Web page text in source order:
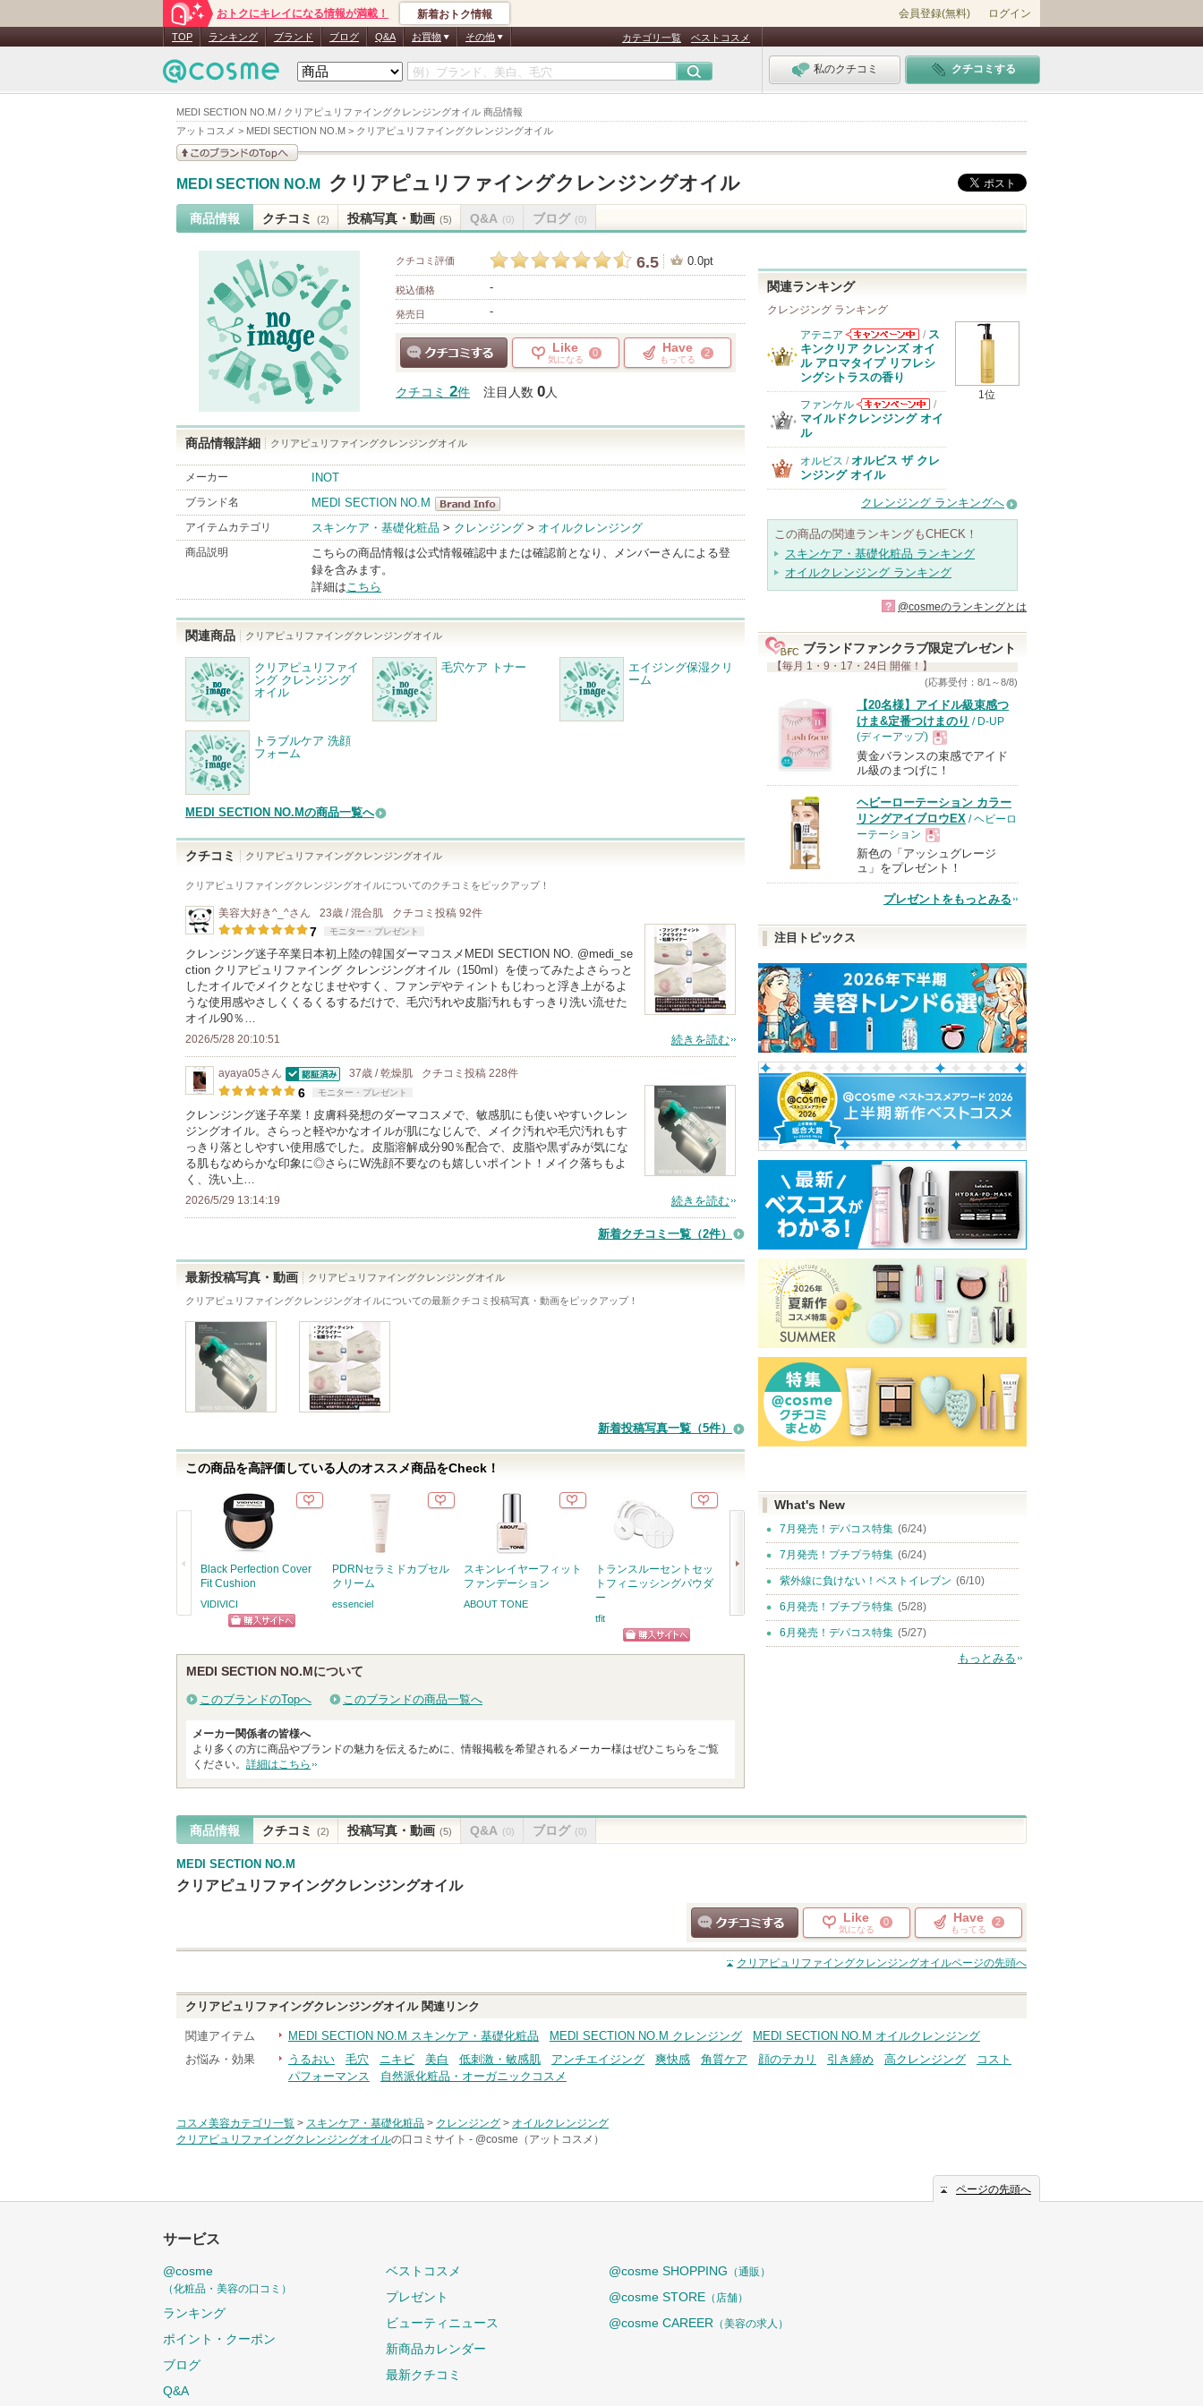
MEDI SECTION NO.M / クリアピュリファイングクレンジングオイル 商品情報
アットコスメ > MEDI SECTION NO.M > クリアピュリファイングクレンジングオイル
おトクにキレイになる情報が満載！ 新着おトク情報 会員登録(無料) ログイン
TOP ランキング ブランド ブログ Q&A お買物 その他 カテゴリ一覧 ベストコスメ
私のクチコミ クチコミする
MEDI SECTION NO.M クリアピュリファイングクレンジングオイル
商品情報 クチコミ (2) 投稿写真・動画 (5) Q&A (0) ブログ (0)
クチコミ評価 6.5 0.0pt
税込価格 -
発売日 -
Like
気になる
0 Have
もってる
2
クチコミ 2件 注目人数 0人
商品情報詳細 クリアピュリファイングクレンジングオイル
メーカー INOT
ブランド名
MEDI SECTION NO.M
MEDI
SECTION
アイテムカテゴリ スキンケア・基礎化粧品 > クレンジング > オイルクレンジング
商品説明
こちらの商品情報は公式情報確認中または確認前となり、メンバーさんによる登
録を含みます。
詳細はこちら
関連商品 クリアピュリファイングクレンジングオイル
クリアピュリファイ
ング クレンジング
オイル
毛穴ケア トナー
エイジング保湿クリ
ーム
トラブルケア 洗顔
フォーム
MEDI SECTION NO.Mの商品一覧へ
クチコミ クリアピュリファイングクレンジングオイル
クリアピュリファイングクレンジングオイルについてのクチコミをピックアップ！
美容大好き^_^さん 23歳 / 混合肌 クチコミ投稿 92件
7 モニター・プレゼント
クレンジング迷子卒業日本初上陸の韓国ダーマコスメMEDI SECTION NO. @medi_se
ction クリアピュリファイング クレンジングオイル（150ml）を使ってみたよさらっと
したオイルでメイクとなじませやすく、ファンデやティントもじわっと浮き上がるよ
うな使用感やさしくくるくるするだけで、毛穴汚れや皮脂汚れもすっきり洗い流せた
オイル90％…
2026/5/28 20:10:51 続きを読む
ayaya05さん
認証済
37歳 / 乾燥肌 クチコミ投稿 228件
6 モニター・プレゼント
クレンジング迷子卒業！皮膚科発想のダーマコスメで、敏感肌にも使いやすいクレン
ジングオイル。さらっと軽やかなオイルが肌になじんで、メイク汚れや毛穴汚れもす
っきり落としやすい使用感でした。皮脂溶解成分90％配合で、皮脂や黒ずみが気にな
る肌もなめらかな印象に◎さらにW洗顔不要なのも嬉しいポイント！メイク落ちもよ
く、洗い上…
2026/5/29 13:14:19 続きを読む
新着クチコミ一覧 （2件）
最新投稿写真・動画 クリアピュリファイングクレンジングオイル
クリアピュリファイングクレンジングオイルについての最新クチコミ投稿写真・動画をピックアップ！
新着投稿写真一覧（5件）
この商品を高評価している人のオススメ商品をCheck！
Black Perfection Cover
Fit Cushion
VIDIVICI
PDRNセラミドカプセル
クリーム
essenciel
スキンレイヤーフィット
ファンデーション
ABOUT TONE
トランスルーセントセッ
トフィニッシングパウダ
ー
tfit
ショッピン
レッドブレミッシュクリ
アスージングクリーム
Dr.G(ドクタージー)
ショッピン
デリケートシルクヴェー
ルアートプライマー
tfit
ショッピン
ダーマアンサーブライト
PDRNアンプル
CNP Laboratory(シーエヌ
MEDI SECTION NO.Mについて
このブランドのTopへ このブランドの商品一覧へ
メーカー関係者の皆様へ
より多くの方に商品やブランドの魅力を伝えるために、情報掲載を希望されるメーカー様はぜひこちらをご覧
ください。 詳細はこちら
関連ランキング
クレンジング ランキング
1位
アテニア
アテニアからの
お知らせがあり
ます
/ ス
キンクリア クレンズ オイ
ル アロマタイプ リフレシ
ングシトラスの香り
ファンケル
ファンケルから
/
マイルドクレンジング オイ
ル
オルビス / オルビス ザ クレ
ンジング オイル
クレンジング ランキングへ
この商品の関連ランキングもCHECK！
スキンケア・基礎化粧品 ランキング
オイルクレンジング ランキング
? @cosmeのランキングとは
ブランドファンクラブ限定プレゼント
【毎月 1・9・17・24日 開催！】
(応募受付：8/1～8/8)
【20名様】アイドル級束感つ
けま&定番つけまのり / D-UP
(ディーアップ)
現
品
黄金バランスの束感でアイド
ル級のまつげに！
ヘビーローテーション カラー
リングアイブロウEX / ヘビーロ
ーテーション
現
品
新色の「アッシュグレージ
ュ」をプレゼント！
プレゼントをもっとみる
注目トピックス
What's New
7月発売！デパコス特集 (6/24)
7月発売！プチプラ特集 (6/24)
紫外線に負けない！ベストイレブン (6/10)
6月発売！プチプラ特集 (5/28)
6月発売！デパコス特集 (5/27)
もっとみる
商品情報 クチコミ (2) 投稿写真・動画 (5) Q&A (0) ブログ (0)
MEDI SECTION NO.M
クリアピュリファイングクレンジングオイル
クチコミする
Like
気になる
0 Have
もってる
2
クリアピュリファイングクレンジングオイルページの先頭へ
クリアピュリファイングクレンジングオイル関連リンク
関連アイテム MEDI SECTION NO.M スキンケア・基礎化粧品 MEDI SECTION NO.M クレンジング
MEDI SECTION NO.M オイルクレンジング
お悩み・効果
うるおい 毛穴 ニキビ 美白 低刺激・敏感肌 アンチエイジング 爽快感 角質ケア 顔のテカリ 引き締め 高クレンジング
コスト
パフォーマンス
自然派化粧品・オーガニックコスメ
コスメ美容カテゴリ一覧 > スキンケア・基礎化粧品 > クレンジング > オイルクレンジング
クリアピュリファイングクレンジングオイルの口コミサイト - @cosme（アットコスメ）
ページの先頭へ
サービス
@cosme
（化粧品・美容の口コミ）
ランキング
ポイント・クーポン
ブログ
Q&A
ベストコスメ
プレゼント
ビューティニュース
新商品カレンダー
最新クチコミ
@cosme SHOPPING （通販）
@cosme STORE （店舗）
@cosme CAREER （美容の求人）